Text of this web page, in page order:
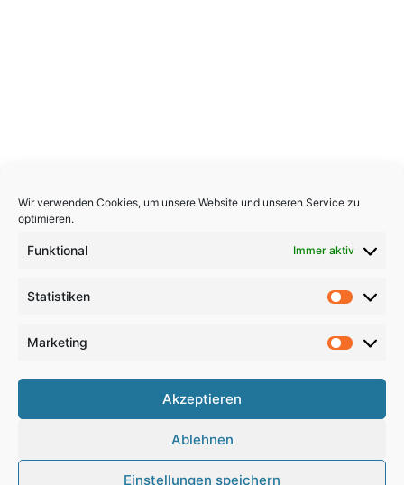
Wir verwenden Cookies, um unsere Website und unseren Service zu
optimieren.
Funktional Immer aktiv
Statistiken
Marketing
Akzeptieren
Ablehnen
Einstellungen speichern
Copyright 2026, All Rights Reserved
Haftungsausschluss